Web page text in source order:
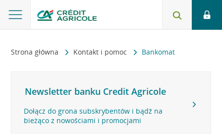
Strona główna Kontakt i pomoc Bankomat
Newsletter banku Credit Agricole
Dołącz do grona subskrybentów i bądź na
bieżąco z nowościami i promocjami